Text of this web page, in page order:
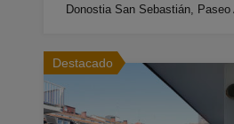
Donostia San Sebastián,
Destacado